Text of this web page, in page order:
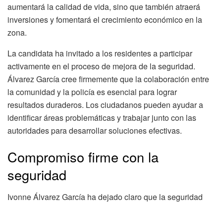
aumentará la calidad de vida, sino que también atraerá
inversiones y fomentará el crecimiento económico en la
zona.
La candidata ha invitado a los residentes a participar
activamente en el proceso de mejora de la seguridad.
Álvarez García cree firmemente que la colaboración entre
la comunidad y la policía es esencial para lograr
resultados duraderos. Los ciudadanos pueden ayudar a
identificar áreas problemáticas y trabajar junto con las
autoridades para desarrollar soluciones efectivas.
Compromiso firme con la
seguridad
Ivonne Álvarez García ha dejado claro que la seguridad